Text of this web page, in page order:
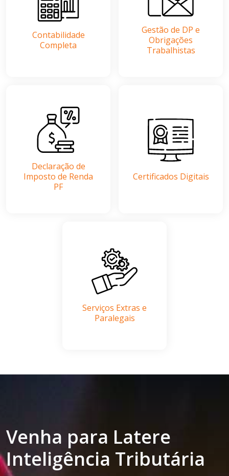
Contabilidade
Completa
Gestão de DP e
Obrigações
Trabalhistas
Declaração de
Imposto de Renda
PF
Certificados Digitais
Serviços Extras e
Paralegais
Venha para Latere
Inteligência Tributária